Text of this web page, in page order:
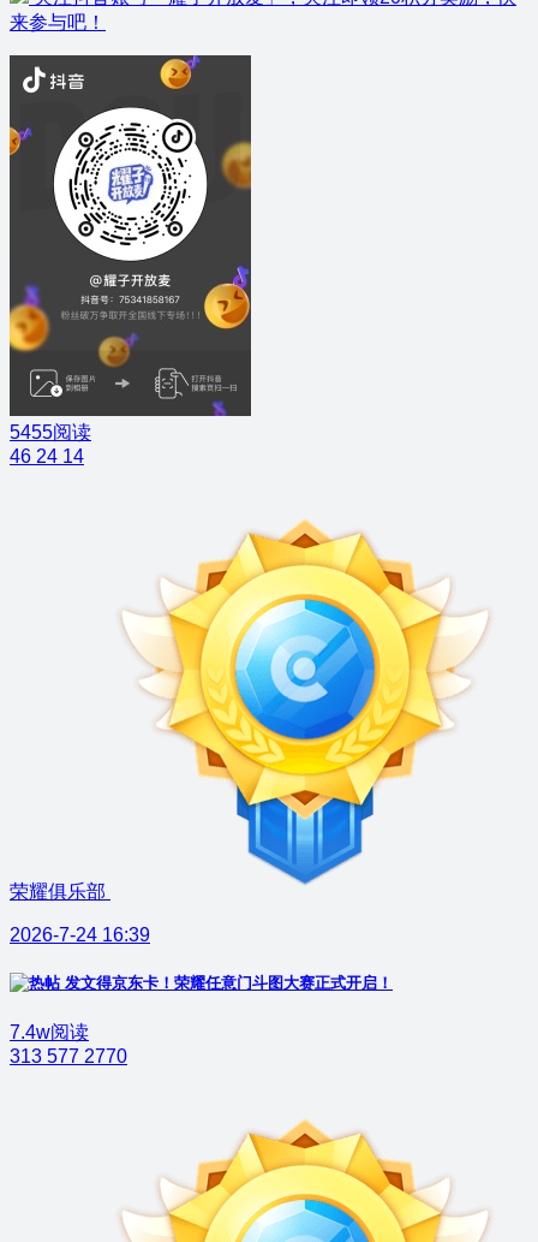
来参与吧！
5455阅读
46 24 14
荣耀俱乐部
2026-7-24 16:39
发文得京东卡！荣耀任意门斗图大赛正式开启！
7.4w阅读
313 577 2770